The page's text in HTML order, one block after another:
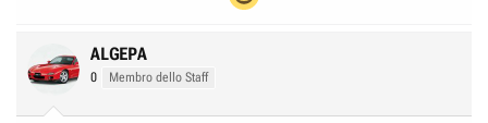
ALGEPA
0 Membro dello Staff